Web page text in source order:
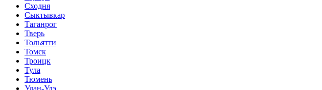
Сходня
Сыктывкар
Таганрог
Тверь
Тольятти
Томск
Троицк
Тула
Тюмень
Улан-Удэ